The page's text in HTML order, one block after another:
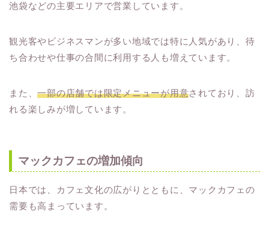
池袋などの主要エリアで営業しています。
観光客やビジネスマンが多い地域では特に人気があり、待
ち合わせや仕事の合間に利用する人も増えています。
また、一部の店舗では限定メニューが用意されており、訪
れる楽しみが増しています。
マックカフェの増加傾向
日本では、カフェ文化の広がりとともに、マックカフェの
需要も高まっています。